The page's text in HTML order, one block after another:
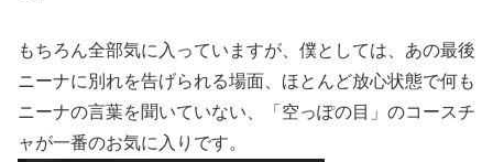
もちろん全部気に入っていますが、僕としては、あの最後
ニーナに別れを告げられる場面、ほとんど放心状態で何も
ニーナの言葉を聞いていない、「空っぽの目」のコースチ
ャが一番のお気に入りです。